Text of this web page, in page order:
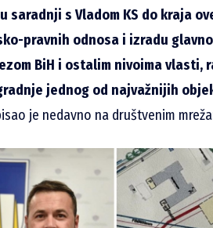
saradnji s Vladom KS do kraja
-pravnih odnosa i izradu
BiH i ostalim nivoima vlasti,
jednog od najvažnijih
je nedavno na društvenim